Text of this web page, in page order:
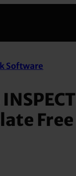
Software
Free |